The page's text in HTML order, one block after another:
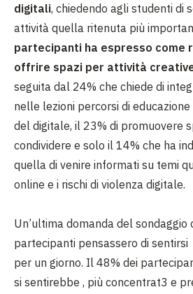
digitali, chiedendo agli studenti di
attività quella ritenuta più
partecipanti ha espresso come
offrire spazi per attività
seguita dal 24% che chiede di
nelle lezioni percorsi di
del digitale, il 23% di promuovere
condividere e solo il 14% che ha
quella di venire informati su temi
online e i rischi di violenza digitale.
Un’ultima domanda del sondaggio
partecipanti pensassero di
per un giorno. Il 48% dei
si sentirebbe , più concentrat3 e